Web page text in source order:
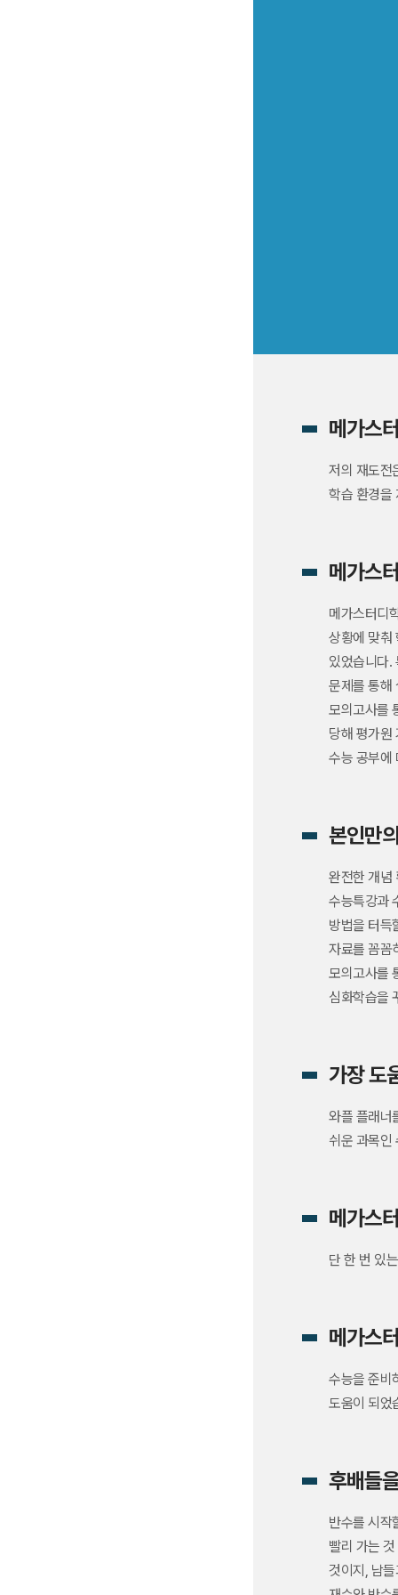
메가스
저의 재도전
학습 환경을
메가스
메가스터디
상황에 맞춰
있었습니다.
문제를 통해
모의고사를
당해 평가원
수능 공부에
본인만
완전한 개념
수능특강과
방법을 터득
자료를 꼼꼼
모의고사를
심화학습을
가장 도
와플 플래너
쉬운 과목인
메가스
단 한 번 있
메가스
수능을 준비
도움이 되었
후배들
반수를 시작
빨리 가는
것이지, 남